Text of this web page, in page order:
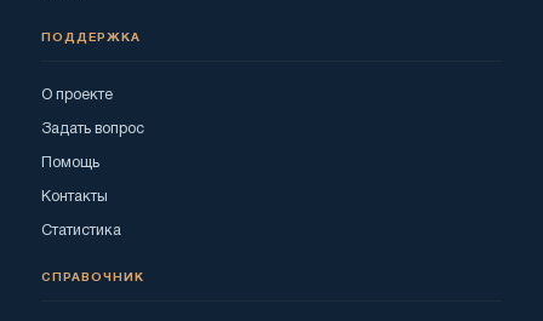
ПОДДЕРЖКА
О проекте
Задать вопрос
Помощь
Контакты
Статистика
СПРАВОЧНИК